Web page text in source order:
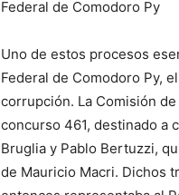
Uno de estos procesos
Federal de Comodoro Py,
corrupción. La Comisión
concurso 461, destinado a
Bruglia y Pablo Bertuzzi,
de Mauricio Macri. Dichos